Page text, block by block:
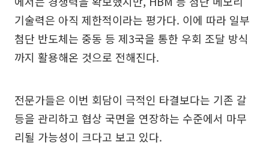
기술력은 아직 제한적이라는 평가다. 이에 따라 일부
첨단 반도체는 중동 등 제3국을 통한 우회 조달 방식
까지 활용해온 것으로 전해진다.
전문가들은 이번 회담이 극적인 타결보다는 기존 갈
등을 관리하고 협상 국면을 연장하는 수준에서 마무
리될 가능성이 크다고 보고 있다.